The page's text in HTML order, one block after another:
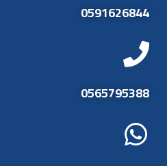
0591626844
0565795388